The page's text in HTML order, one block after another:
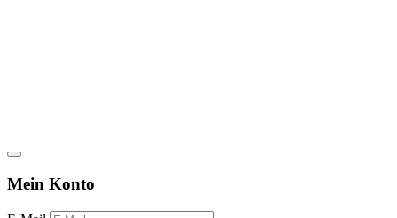
Mein Konto